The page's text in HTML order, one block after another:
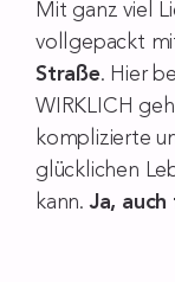
Mit ganz viel
vollgepackt
Straße. Hier
WIRKLICH
komplizierte
glücklichen
kann.Ja, auch